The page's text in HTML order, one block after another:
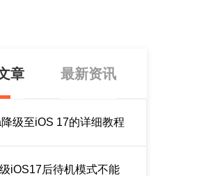
章 最新资讯
级至iOS 17的详细教程
iOS17后待机模式不能